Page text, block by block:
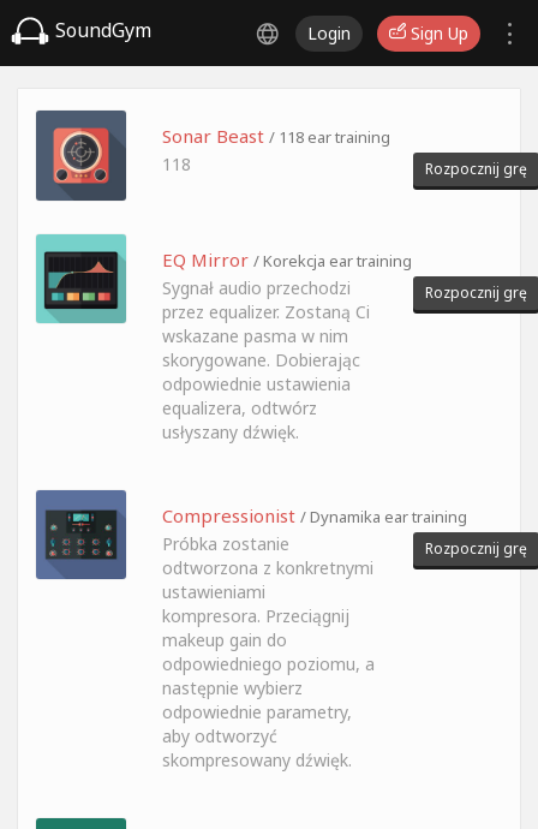
SoundGym Login Sign Up
Sonar Beast / 118 ear training
118 Rozpocznij grę
EQ Mirror / Korekcja ear training
Sygnał audio przechodzi
przez equalizer. Zostaną Ci
wskazane pasma w nim
skorygowane. Dobierając
odpowiednie ustawienia
equalizera, odtwórz
usłyszany dźwięk.
Rozpocznij grę
Compressionist / Dynamika ear training
Próbka zostanie
odtworzona z konkretnymi
ustawieniami
kompresora. Przeciągnij
makeup gain do
odpowiedniego poziomu, a
następnie wybierz
odpowiednie parametry,
aby odtworzyć
skompresowany dźwięk.
Rozpocznij grę